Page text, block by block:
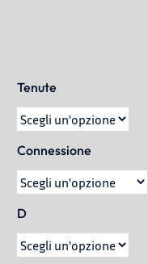
Tenute
Connessione
D